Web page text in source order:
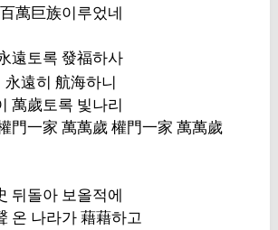
萬巨族이루었네
遠토록 發福하사
永遠히 航海하니
萬歲토록 빛나리
門一家 萬萬歲 權門一家 萬萬歲
뒤돌아 보올적에
온 나라가 藉藉하고